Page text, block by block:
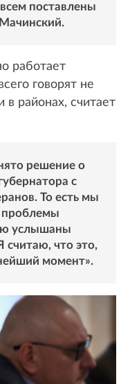
поставлены
работает
говорят не
в районах, считает
решение о
с
То есть мы
проблемы
услышаны
считаю, что это,
момент».